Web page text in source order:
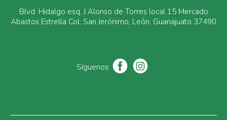
Blvd. Hidalgo esq. J Alonso de Torres local 15 Mercado
Abastos Estrella Col. San Jerónimo, León, Guanajuato 37490
Síguenos: